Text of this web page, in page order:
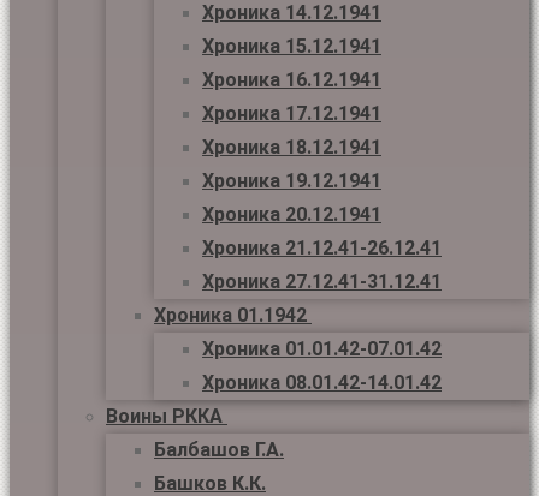
Хроника 14.12.1941
Хроника 15.12.1941
Хроника 16.12.1941
Хроника 17.12.1941
Хроника 18.12.1941
Хроника 19.12.1941
Хроника 20.12.1941
Хроника 21.12.41-26.12.41
Хроника 27.12.41-31.12.41
Хроника 01.1942
Хроника 01.01.42-07.01.42
Хроника 08.01.42-14.01.42
Воины РККА
Балбашов Г.А.
Башков К.К.